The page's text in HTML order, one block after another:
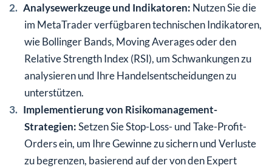
Analysewerkzeuge und Indikatoren: Nutzen Sie die
im MetaTrader verfügbaren technischen Indikatoren,
wie Bollinger Bands, Moving Averages oder den
Relative Strength Index (RSI), um Schwankungen zu
analysieren und Ihre Handelsentscheidungen zu
unterstützen.
Implementierung von Risikomanagement-
Strategien:Setzen Sie Stop-Loss- und Take-Profit-
Orders ein, um Ihre Gewinne zu sichern und Verluste
zu begrenzen, basierend auf der von den Expert